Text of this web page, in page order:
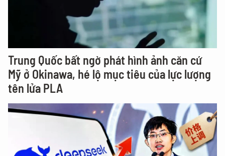
Trung Quốc bất ngờ phát hình ảnh căn cứ
Mỹ ở Okinawa, hé lộ mục tiêu của lực lượng
tên lửa PLA